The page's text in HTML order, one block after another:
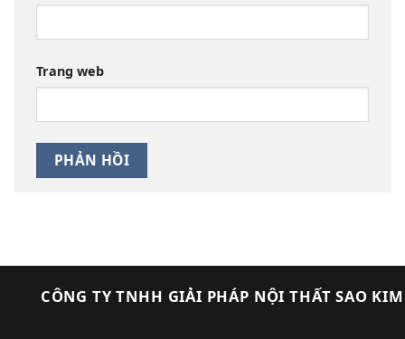
Trang web
CÔNG TY TNHH GIẢI PHÁP NỘI THẤT SAO KIM